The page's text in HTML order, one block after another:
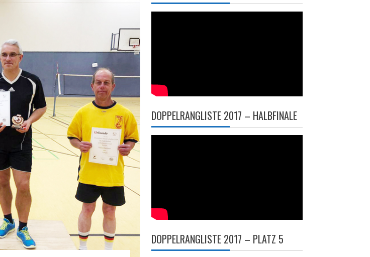
DOPPELRANGLISTE 2017 – HALBFINALE
DOPPELRANGLISTE 2017 – PLATZ 5